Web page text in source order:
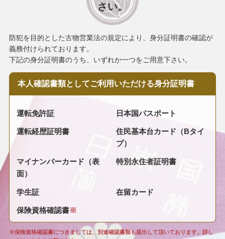
さい。
防犯を目的とした古物営業法の規定により、身分証明書の確認が
義務付けられております。
下記の身分証明書のうち、いずれか一つをご用意下さい。
本人確認書類としてご利用いただける身分証明書
運転免許証 日本国パスポート
運転経歴証明書
住民基本台カード（Bタイ
プ）
マイナンバーカード（表
面）
特別永住者証明書
学生証 在留カード
保険資格確認書※
※保険資格確認書につきましては、別途確認書類も提出して頂いております。詳し